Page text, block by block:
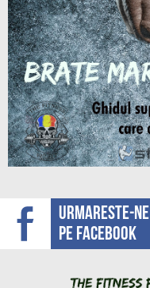
Urmareste-ne
pe facebook